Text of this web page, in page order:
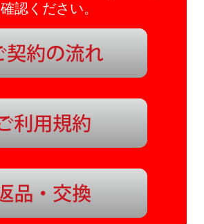
確認ください。